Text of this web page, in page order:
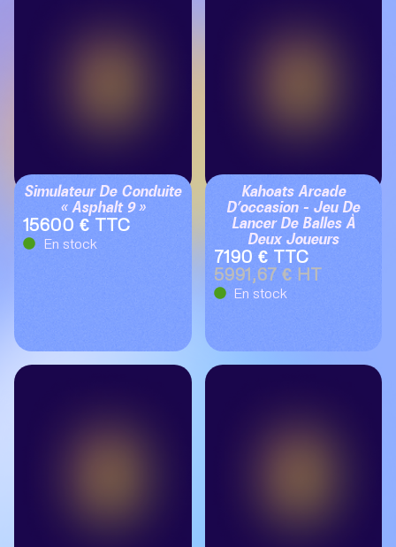
Simulateur De Conduite
« Asphalt 9 »
15600 € TTC
En stock
Kahoats Arcade
D’occasion – Jeu De
Lancer De Balles À
Deux Joueurs
7190 € TTC
5991,67 € HT
En stock